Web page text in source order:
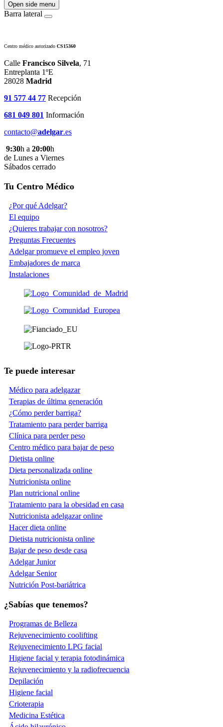
Open side menu
Barra lateral
Centro médico autorizado CS15360
Calle Francisco Silvela, 71
Entreplanta 1ºE
28028 Madrid
91 577 44 77 Recepción
681 049 801 Información
contacto@adelgar.es
9:30h a 20:00h
de Lunes a Viernes
Sábados cerrado
Tu Centro Médico
¿Por qué Adelgar?
El equipo
¿Quieres trabajar con nosotros?
Preguntas Frecuentes
Adelgar promueve el empleo joven
Embajadores de marca
Instalaciones
Te puede interesar
Médico para adelgazar
Terapias de última generación
¿Cómo perder barriga?
Tratamiento para perder barriga
Clínica para perder peso
Centro médico para bajar de peso
Dietista online
Dieta personalizada online
Nutricionista online
Plan nutricional online
Tratamiento para la obesidad en casa
Nutricionista adelgazar online
Hacer dieta online
Dietista nutricionista online
Bajar de peso desde casa
Adelgar Junior
Adelgar Senior
Nutrición Post-bariátrica
¿Sabías que tenemos?
Programas de Belleza
Rejuvenecimiento coolifting
Rejuvenecimiento LPG facial
Higiene facial y terapia fotodinámica
Rejuvenecimiento y la radiofrecuencia
Depilación
Higiene facial
Crioterapia
Medicina Estética